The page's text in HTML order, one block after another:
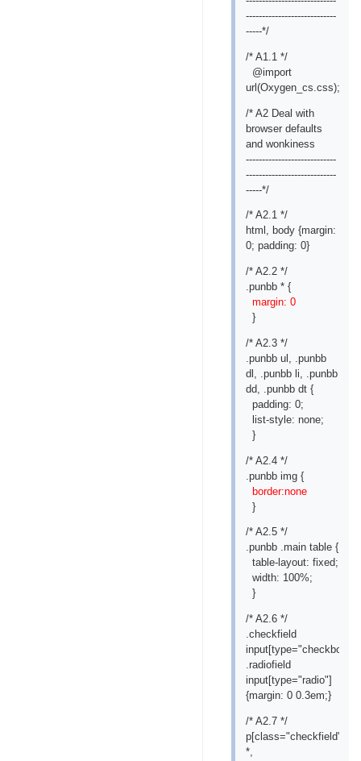
----------------------------
-----*/
/* A1.1 */
@import
url(Oxygen_cs.css);
/* A2 Deal with
browser defaults
and wonkiness
----------------------------
----------------------------
-----*/
/* A2.1 */
html, body {margin:
0; padding: 0}
/* A2.2 */
.punbb * {
margin: 0
}
/* A2.3 */
.punbb ul, .punbb
dl, .punbb li, .punbb
dd, .punbb dt {
padding: 0;
list-style: none;
}
/* A2.4 */
.punbb img {
border:none
}
/* A2.5 */
.punbb .main table {
table-layout: fixed;
width: 100%;
}
/* A2.6 */
.checkfield
input[type="checkbox"],
.radiofield
input[type="radio"]
{margin: 0 0.3em;}
/* A2.7 */
p[class="checkfield"]
*,